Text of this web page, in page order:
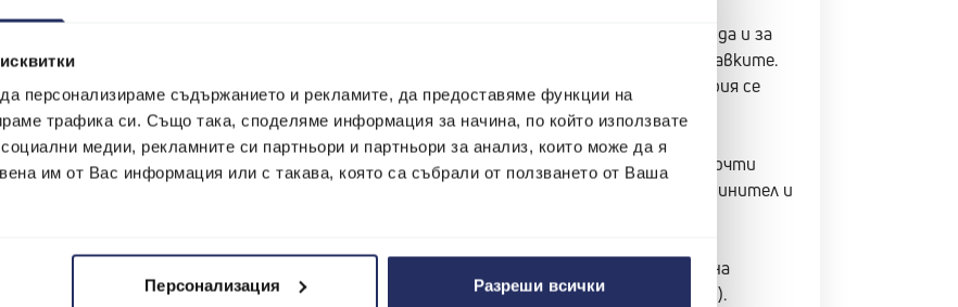
да персонализираме съдържанието и рекламите, да предоставяме функции на
трафика си. Също така, споделяме информация за начина, по който използвате
медии, рекламните си партньори и партньори за анализ, които може да я
им от Вас информация или с такава, която са събрали от ползването от Ваша
Персонализация Разреши всички
някои от изброените предимства на колите с ръчни предавки. Например за разхода и за
автоматици – при тези от типа Типтроник има режим и за ръчна смяна на предавките.
лукс заради разликата в цената, която с развитието на автомобилната индустрия се
преимущества за градски трафик и задръствания, в които колата се управлява почти
му колата автоматично потегля леко). Автомобилът няма педал за съединител и
от скорост при движение тип „спри – тръгни“. А и почти няма риск от гаснене.
биха оценили удобството на автоматика, но се смята, че после преминаването на
разлика от обратния случай – преминаване от ръчни към автоматични скорости).